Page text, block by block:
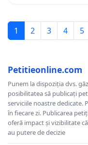
1 2 3 4 5
Petitieonline.com
Punem la dispoziția dvs.
posibilitatea să publicați
serviciile noastre dedicate.
în fiecare zi. Publicarea
oferă impact și vizibilitate
au putere de decizie